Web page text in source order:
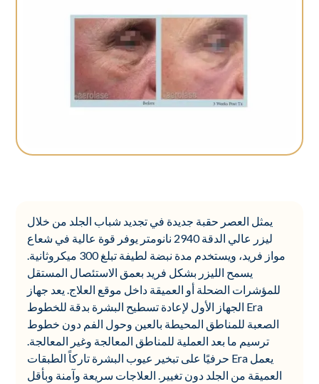
يمثل العصر حقبة جديدة في تجديد شباب الجلد من خلال
ليزر عالي الدقة 2940 نانومتر يوفر قوة عالية في شعاع
مواز فريد، ويستخدم مدة نبضة لطيفة تبلغ 300 ميكروثانية.
يسمح الليزر بشكل فريد بعمق الاستئصال المستقل
للمؤشرات الضحلة أو العميقة داخل موقع العلاج. يعد جهاز
Era الجهاز الأول لإعادة تسطيح البشرة بدقة للخطوط
الصعبة للمناطق المحيطة بالعين وحول الفم دون خطوط
ترسيم ما بعد العملية للمناطق المعالجة وغير المعالجة.
يعمل Era حرفيًا على تبخير عيوب البشرة تاركاً الطبقات
العميقة من الجلد دون تغيير. العلاجات سريعة وآمنة وبأقل